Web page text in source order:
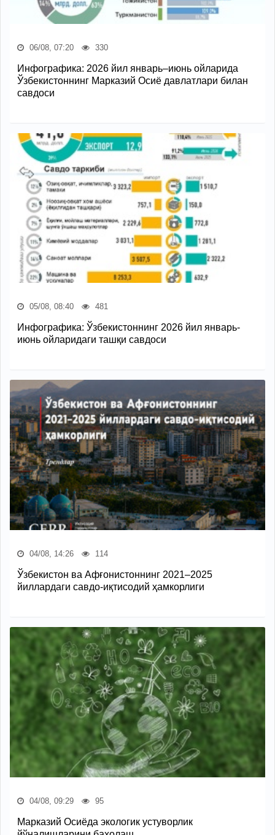
06/08, 07:20 330
Инфографика: 2026 йил январь–июнь ойларида
Ўзбекистоннинг Марказий Осиё давлатлари билан
савдоси
05/08, 08:40 481
Инфографика: Ўзбекистоннинг 2026 йил январь-
июнь ойларидаги ташқи савдоси
04/08, 14:26 114
Ўзбекистон ва Афғонистоннинг 2021–2025
йиллардаги савдо-иқтисодий ҳамкорлиги
04/08, 09:29 95
Марказий Осиёда экологик устуворлик